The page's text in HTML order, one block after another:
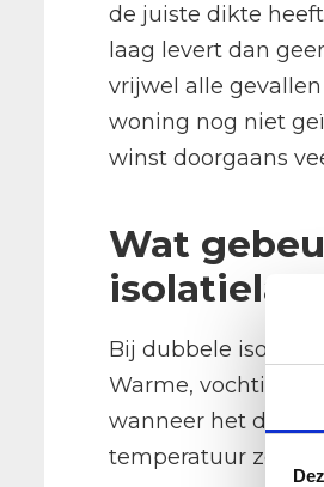
de juiste dikte
laag levert dan
vrijwel alle
woning nog niet
winst doorgaans
Wat
Bij dubbele
Warme, vochtige
wanneer het de
temperatuur zo